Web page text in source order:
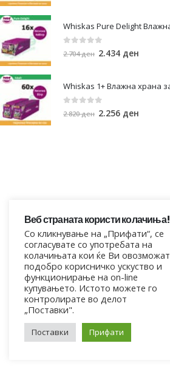
2.704ден 2.434 ден
2.820ден 2.256 ден
Веб страната користи колачиња!
Со кликнување на „Прифати“, се
согласувате со употребата на
колачињата кои ќе Ви овозможат
подобро корисничко ускуство и
функционирање на on-line
купувањето. Истото можете го
контролирате во делот
„Поставки".
Поставки Прифати